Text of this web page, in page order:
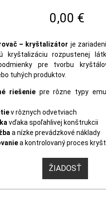
0,00 €
– kryštalizátor je
kryštalizáciu rozpustenej
pre tvorbu
tuhých produktov.
riešeniepre rôzne typy
v rôznych odvetviach
vďaka spoľahlivej konštrukcii
a nízke prevádzkové náklady
a kontrolovaný proces
ŽIADOSŤ